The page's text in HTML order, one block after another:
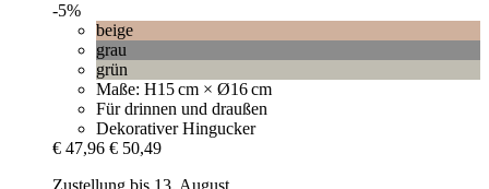
-5%
beige
grau
grün
Maße: H15 cm × Ø16 cm
Für drinnen und draußen
Dekorativer Hingucker
€ 47,96 € 50,49